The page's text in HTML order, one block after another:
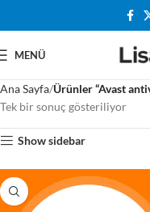
MENÜ
Ana Sayfa Ürünler “Avast
Tek bir sonuç gösteriliyor
Show sidebar